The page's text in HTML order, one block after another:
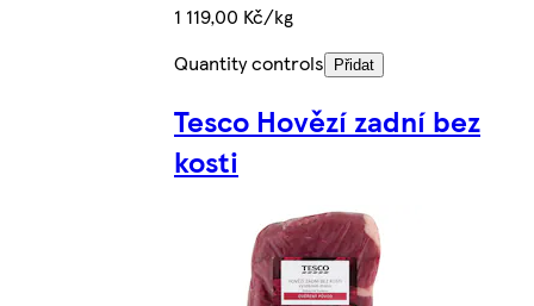
1 119,00 Kč/kg
Quantity controls
Přidat
Tesco Hovězí zadní bez
kosti